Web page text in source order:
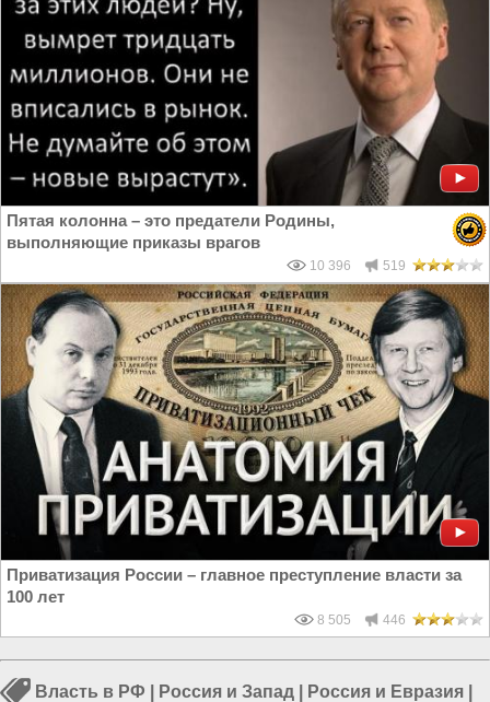
Пятая колонна – это предатели Родины,
выполняющие приказы врагов
10 396 519
Приватизация России – главное преступление власти за
100 лет
8 505 446
Власть в РФ Россия и Запад Россия и Евразия